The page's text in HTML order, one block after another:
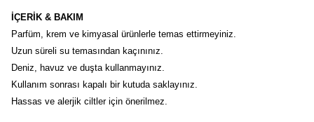
İÇERİK & BAKIM
Parfüm, krem ve kimyasal ürünlerle temas ettirmeyiniz.
Uzun süreli su temasından kaçınınız.
Deniz, havuz ve duşta kullanmayınız.
Kullanım sonrası kapalı bir kutuda saklayınız.
Hassas ve alerjik ciltler için önerilmez.